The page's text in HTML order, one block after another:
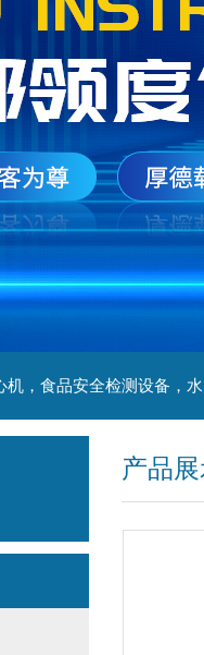
产品